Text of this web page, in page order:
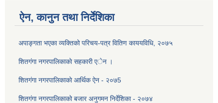
ऐन, कानुन तथा निर्देशिका
अपाङ्गता भएका व्यक्तिको परिचय-पत्र वितिण काययविधि, २०७५
शितगंगा नगरपालिकाकाे सहकारी एेन ।
शितग‌ंगा नगरपालिकाकाे आर्थिक ऐन - २०७5
शितगंगा नगरपालिकाको बजार अनुगमन निर्देशिका - २०७४